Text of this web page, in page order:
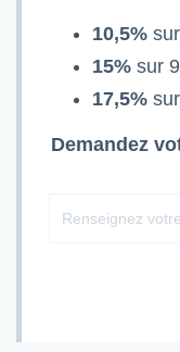
10,5%
15% sur
17,5%
Demandez